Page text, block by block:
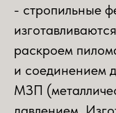
- стропильные
раскроем
и соединением
МЗП